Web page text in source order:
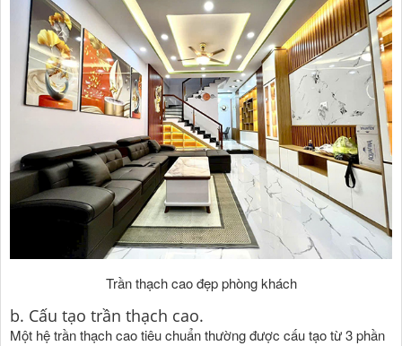
Trần thạch cao đẹp phòng khách
b. Cấu tạo trần thạch cao.
Một hệ trần thạch cao tiêu chuẩn thường được cấu tạo từ 3 phần